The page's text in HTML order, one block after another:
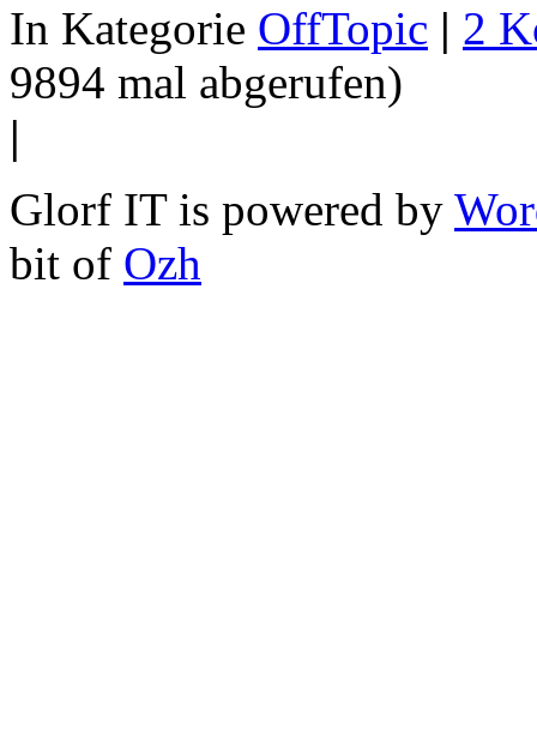
In Kategorie OffTopic | 2
9894 mal abgerufen)
|
Glorf IT is powered by
bit of Ozh